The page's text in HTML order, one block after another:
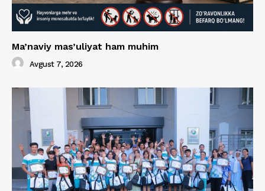
Ma’naviy mas’uliyat ham muhim
Avgust 7, 2026